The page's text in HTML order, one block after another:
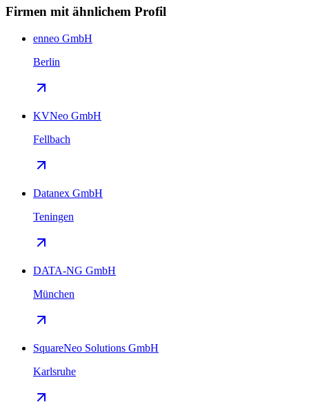
Firmen mit ähnlichem Profil
enneo GmbH
Berlin
KVNeo GmbH
Fellbach
Datanex GmbH
Teningen
DATA-NG GmbH
München
SquareNeo Solutions GmbH
Karlsruhe